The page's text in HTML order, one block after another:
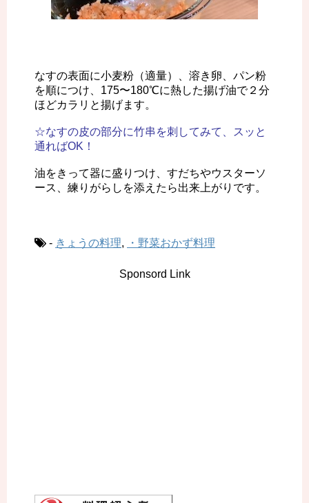
なすの表面に小麦粉（適量）、溶き卵、パン粉
を順につけ、175〜180℃に熱した揚げ油で２分
ほどカラリと揚げます。
☆なすの皮の部分に竹串を刺してみて、スッと
通ればOK！
油をきって器に盛りつけ、すだちやウスターソ
ース、練りがらしを添えたら出来上がりです。
- きょうの料理, ・野菜おかず料理
Sponsord Link